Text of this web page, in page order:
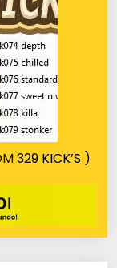
329 KICK’S )